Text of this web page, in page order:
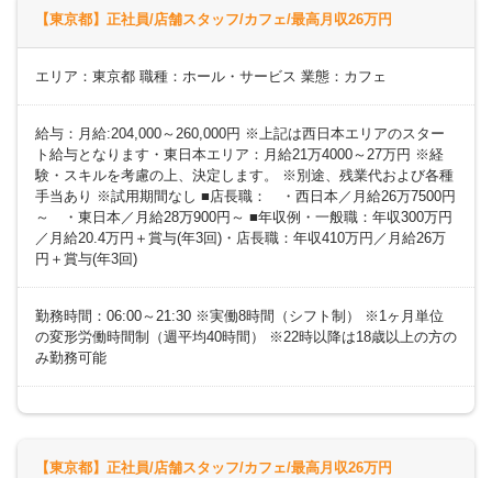
【東京都】正社員/店舗スタッフ/カフェ/最高月収26万円
エリア：東京都 職種：ホール・サービス 業態：カフェ
給与：月給:204,000～260,000円 ※上記は西日本エリアのスター
ト給与となります・東日本エリア：月給21万4000～27万円 ※経
験・スキルを考慮の上、決定します。 ※別途、残業代および各種
手当あり ※試用期間なし ■店長職： ・西日本／月給26万7500円
～ ・東日本／月給28万900円～ ■年収例・一般職：年収300万円
／月給20.4万円＋賞与(年3回)・店長職：年収410万円／月給26万
円＋賞与(年3回)
勤務時間：06:00～21:30 ※実働8時間（シフト制） ※1ヶ月単位
の変形労働時間制（週平均40時間） ※22時以降は18歳以上の方の
み勤務可能
【東京都】正社員/店舗スタッフ/カフェ/最高月収26万円